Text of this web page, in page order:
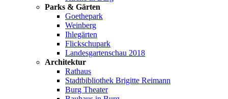
Parks & Gärten
Goethepark
Weinberg
Ihlegärten
Flickschupark
Landesgartenschau 2018
Architektur
Rathaus
Stadtbibliothek Brigitte Reimann
Burg Theater